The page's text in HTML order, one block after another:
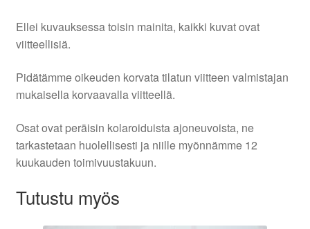
Ellei kuvauksessa toisin mainita, kaikki kuvat ovat
viitteellisiä.
Pidätämme oikeuden korvata tilatun viitteen valmistajan
mukaisella korvaavalla viitteellä.
Osat ovat peräisin kolaroiduista ajoneuvoista, ne
tarkastetaan huolellisesti ja niille myönnämme 12
kuukauden toimivuustakuun.
Tutustu myös